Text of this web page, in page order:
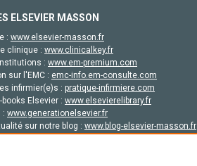
ELSEVIER MASSON
: www.elsevier-masson.fr
clinique : www.clinicalkey.fr
: www.em-premium.com
sur l'EMC : emc-info.em-consulte.com
infirmier(e)s : pratique-infirmiere.com
Elsevier : www.elsevierelibrary.fr
: www.generationelsevier.fr
sur notre blog : www.blog-elsevier-masson.fr